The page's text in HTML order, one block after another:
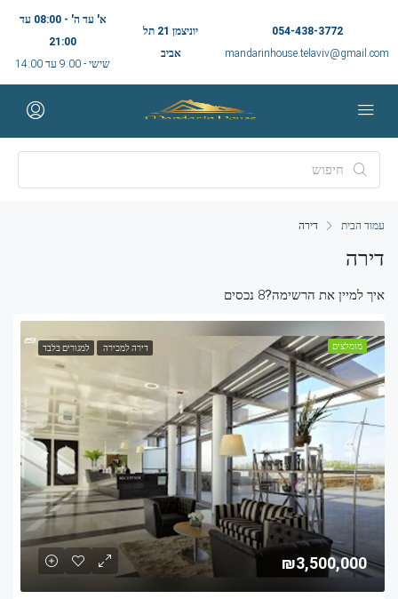
054-438-3772
mandarinhouse.telaviv@gmail.com
יוניצמן 21 תל
אביב
א' עד ה' - 08:00 עד
21:00
שישי - 9:00 עד 14:00
עמוד הבית דירה
דירה
8 נכסיםאיך למיין את הרשימה?
מומלצים דירה למכירה למגורים בלבד
₪3,500,000